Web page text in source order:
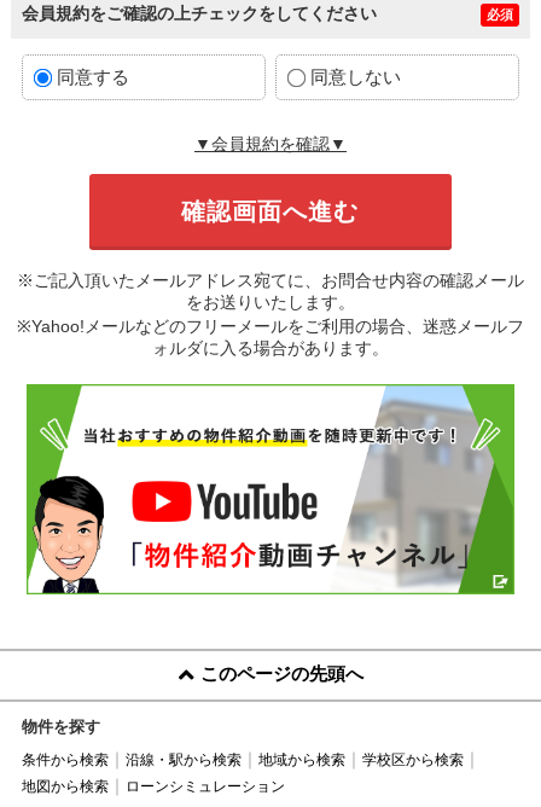
会員規約をご確認の上チェックをしてください 必須
同意する 同意しない
▼会員規約を確認▼
※ご記入頂いたメールアドレス宛てに、お問合せ内容の確認メール
をお送りいたします。
※Yahoo!メールなどのフリーメールをご利用の場合、迷惑メールフ
ォルダに入る場合があります。
このページの先頭へ
物件を探す
条件から検索 沿線・駅から検索 地域から検索
学校区から検索
地図から検索
ローンシミュレーション